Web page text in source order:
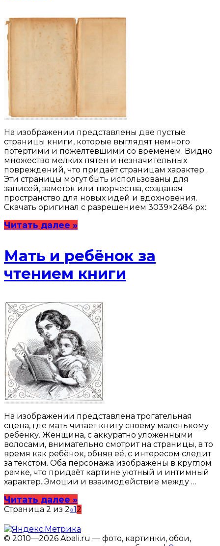
На изображении представлены две пустые
страницы книги, которые выглядят немного
потертими и пожелтевшими со временем. Видно
множество мелких пятен и незначительных
повреждений, что придаёт страницам характер.
Эти страницы могут быть использованы для
записей, заметок или творчества, создавая
пространство для новых идей и вдохновения.
Скачать оригинал с разрешением 3039×2484 px:
Читать далее »
Мать и ребёнок за
чтением книги
На изображении представлена трогательная
сцена, где мать читает книгу своему маленькому
ребёнку. Женщина, с аккуратно уложенными
волосами, внимательно смотрит на страницы, в то
время как ребёнок, обняв её, с интересом следит
за текстом. Оба персонажа изображены в круглом
рамке, что придаёт картине уютный и интимный
характер. Эмоции и взаимодействие между …
Читать далее »
Страница 2 из 2«12
© 2010—2026 Abali.ru — фото, картинки, обои,